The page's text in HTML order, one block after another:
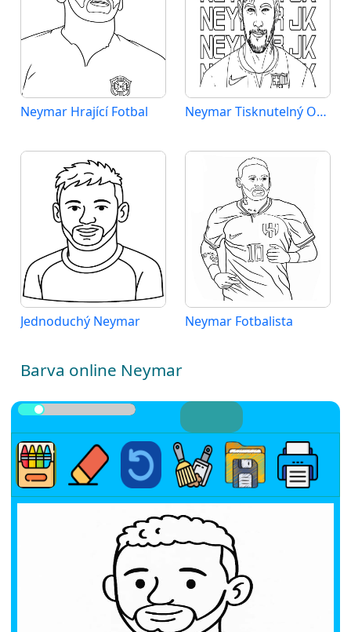
Neymar Hrající Fotbal Neymar Tisknutelný Obrázek
Jednoduchý Neymar Neymar Fotbalista
Barva online Neymar